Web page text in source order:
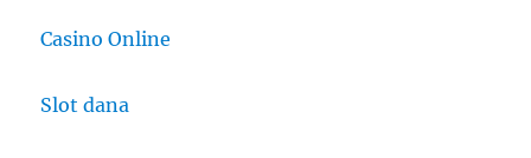
Casino Online
Slot dana